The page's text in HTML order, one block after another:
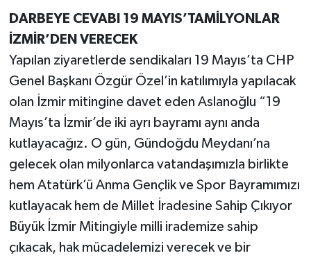
DARBEYE CEVABI 19 MAYIS’TAMİLYONLAR
İZMİR’DEN VERECEK
Yapılan ziyaretlerde sendikaları 19 Mayıs’ta CHP
Genel Başkanı Özgür Özel’in katılımıyla yapılacak
olan İzmir mitingine davet eden Aslanoğlu “19
Mayıs’ta İzmir’de iki ayrı bayramı aynı anda
kutlayacağız. O gün, Gündoğdu Meydanı’na
gelecek olan milyonlarca vatandaşımızla birlikte
hem Atatürk’ü Anma Gençlik ve Spor Bayramımızı
kutlayacak hem de Millet İradesine Sahip Çıkıyor
Büyük İzmir Mitingiyle milli irademize sahip
çıkacak, hak mücadelemizi verecek ve bir